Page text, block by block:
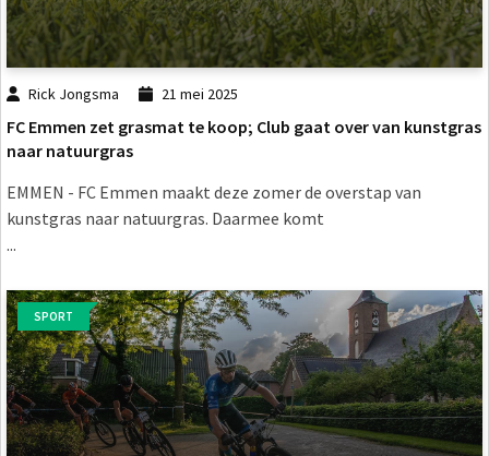
Rick Jongsma 21 mei 2025
FC Emmen zet grasmat te koop; Club gaat over van kunstgras
naar natuurgras
EMMEN - FC Emmen maakt deze zomer de overstap van
kunstgras naar natuurgras. Daarmee komt
...
SPORT